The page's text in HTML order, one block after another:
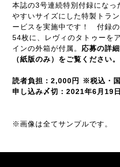
本誌の3号連続特別付録になっ
やすいサイズにした特製トラ
ービスを実施中です！ 付録
54枚に、レヴィのタトゥーを
インの外箱が付属。 応募の詳
（紙版のみ）をご覧ください。
読者負担：2,000円 ※税込・
申し込み〆切：2021年6月19
※画像は全てサンプルです。